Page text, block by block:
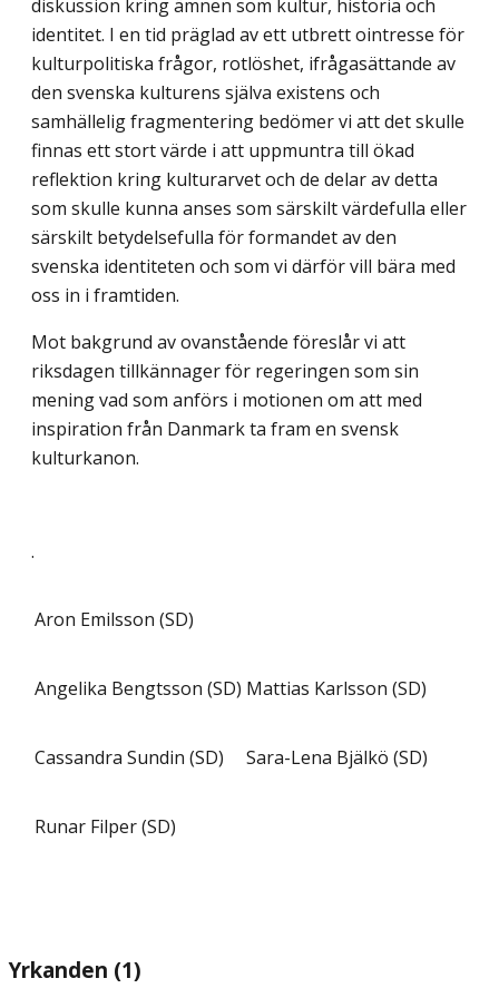
diskussion kring ämnen som kultur, historia och
identitet. I en tid präglad av ett utbrett ointresse för
kulturpolitiska frågor, rotlöshet, ifrågasättande av
den svenska kulturens själva existens och
samhällelig fragmentering bedömer vi att det skulle
finnas ett stort värde i att uppmuntra till ökad
reflektion kring kulturarvet och de delar av detta
som skulle kunna anses som särskilt värdefulla eller
särskilt betydelsefulla för formandet av den
svenska identiteten och som vi därför vill bära med
oss in i framtiden.
Mot bakgrund av ovanstående föreslår vi att
riksdagen tillkännager för regeringen som sin
mening vad som anförs i motionen om att med
inspiration från Danmark ta fram en svensk
kulturkanon.
.
Aron Emilsson (SD)
Angelika Bengtsson (SD) Mattias Karlsson (SD)
Cassandra Sundin (SD) Sara-Lena Bjälkö (SD)
Runar Filper (SD)
Yrkanden (1)